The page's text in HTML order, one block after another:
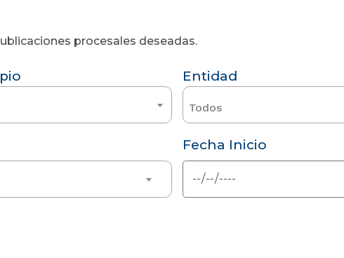
procesales deseadas.
Entidad
Todos
Fecha Inicio